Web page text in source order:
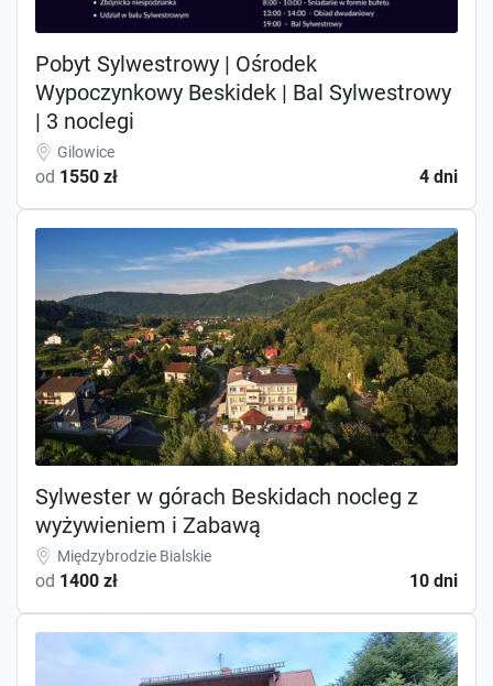
Pobyt Sylwestrowy | Ośrodek
Wypoczynkowy Beskidek | Bal Sylwestrowy
| 3 noclegi
Gilowice
od 1550 zł 4 dni
Sylwester w górach Beskidach nocleg z
wyżywieniem i Zabawą
Międzybrodzie Bialskie
od 1400 zł 10 dni